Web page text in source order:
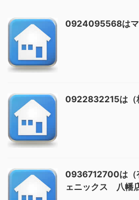
0924095568はマ
0922832215は（
0936712700は（
ェニックス 八幡